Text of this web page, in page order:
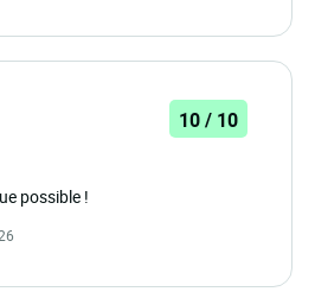
10 / 10
possible !